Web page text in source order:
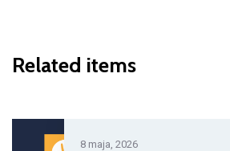
Related items
8 maja, 2026